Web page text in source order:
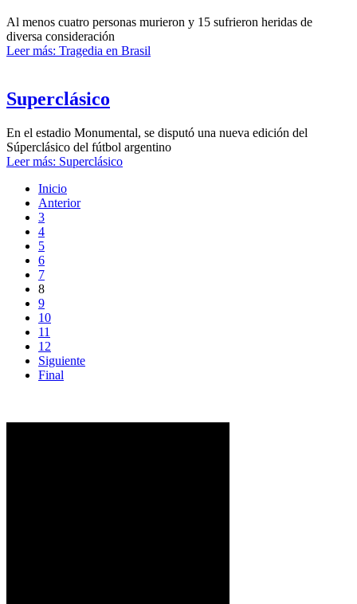
Al menos cuatro personas murieron y 15 sufrieron heridas de
diversa consideración
Leer más: Tragedia en Brasil
Superclásico
En el estadio Monumental, se disputó una nueva edición del
Súperclásico del fútbol argentino
Leer más: Superclásico
Inicio
Anterior
3
4
5
6
7
8
9
10
11
12
Siguiente
Final